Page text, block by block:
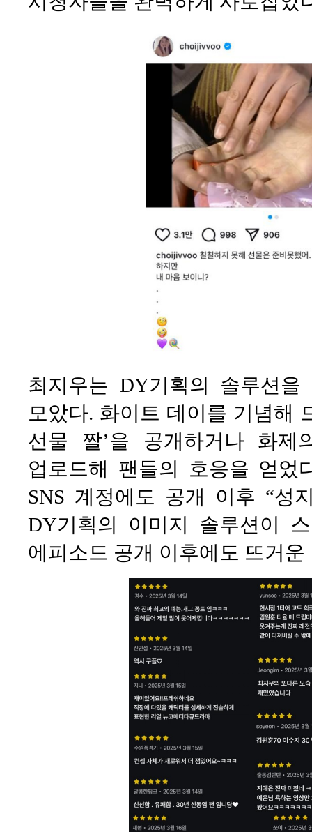
최지우는 DY기획의 솔루션
모았다. 화이트 데이를 기념해
선물 짤’을 공개하거나 화제
업로드해 팬들의 호응을 얻었
SNS 계정에도 공개 이후 “성
DY기획의 이미지 솔루션이
에피소드 공개 이후에도 뜨거